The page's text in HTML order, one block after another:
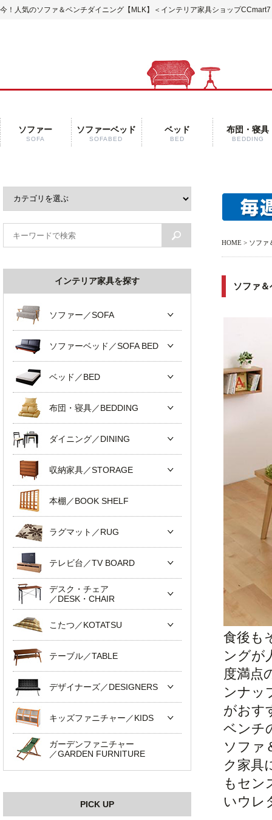
今！人気のソファ＆ベンチダイニング【MLK】 ＜インテリア家具ショップ
ソファー
SOFA
ソファーベッド
SOFABED
ベッド
BED
布団・寝具
BEDDING
HOME > ソファ
ソファ
食後も
ングが
度満点
ンナッ
がおす
ベンチ
ソファ
ク家具
もセン
いウレ
インテリア家具を探す
ソファー／SOFA
ソファーベッド／SOFA BED
ベッド／BED
布団・寝具／BEDDING
ダイニング／DINING
収納家具／STORAGE
本棚／BOOK SHELF
ラグマット／RUG
テレビ台／TV BOARD
デスク・チェア
／DESK・CHAIR
こたつ／KOTATSU
テーブル／TABLE
デザイナーズ／DESIGNERS
キッズファニチャー／KIDS
ガーデンファニチャー
／GARDEN FURNITURE
PICK UP